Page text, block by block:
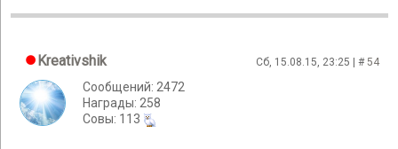
Kreativshik Сб, 15.08.15, 23:25 | #54
Сообщений: 2472
Награды: 258
Cовы: 113